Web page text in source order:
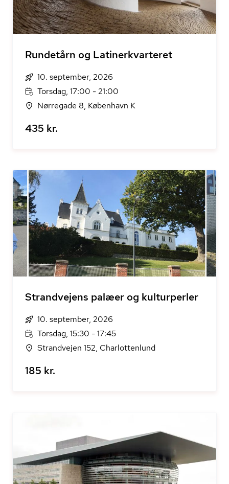
Rundetårn og Latinerkvarteret
10. september, 2026
Torsdag, 17:00 - 21:00
Nørregade 8, København K
435 kr.
Strandvejens palæer og kulturperler
10. september, 2026
Torsdag, 15:30 - 17:45
Strandvejen 152, Charlottenlund
185 kr.